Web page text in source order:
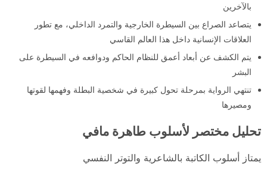
بالآخرين
يتصاعد الصراع بين السيطرة الخارجية والتمرد الداخلي، مع تطور
العلاقات الإنسانية داخل هذا العالم القاسي
يتم الكشف عن أبعاد أعمق للنظام الحاكم ودوافعه في السيطرة على
البشر
تنتهي الرواية بمرحلة تحول كبيرة في شخصية البطلة وفهمها لقوتها
ومصيرها
تحليل مختصر لأسلوب طاهرة مافي
يمتاز أسلوب الكاتبة بالشاعرية والتوتر النفسي